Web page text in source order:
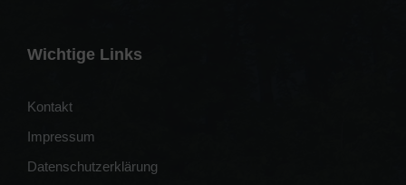
Wichtige Links
Kontakt
Impressum
Datenschutzerklärung